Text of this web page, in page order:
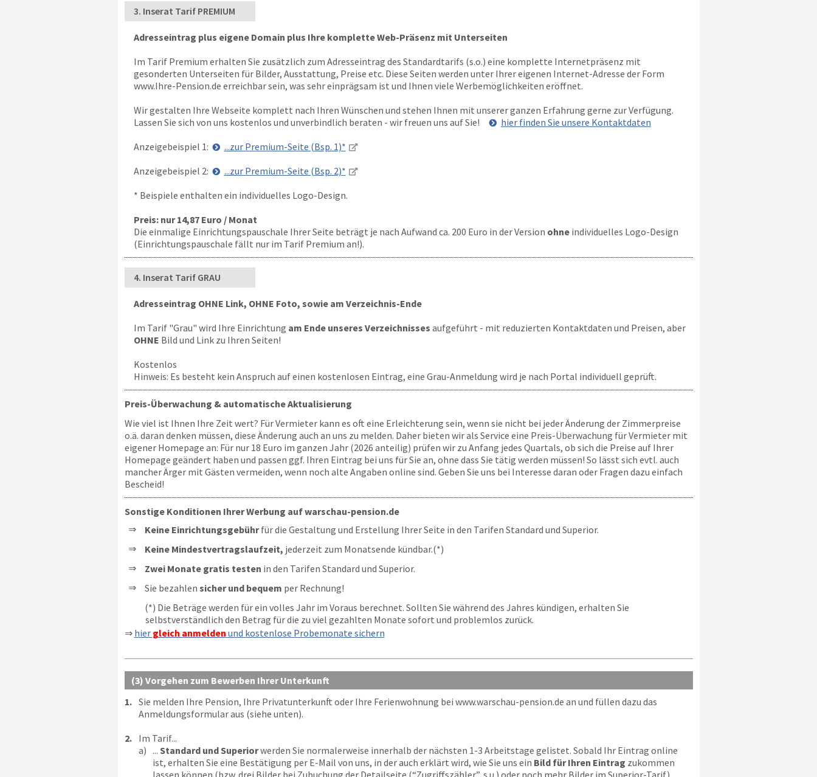
3. Inserat Tarif PREMIUM
Adresseintrag plus eigene Domain plus Ihre komplette Web-Präsenz mit Unterseiten
Im Tarif Premium erhalten Sie zusätzlich zum Adresseintrag des Standardtarifs (s.o.) eine komplette Internetpräsenz mit
gesonderten Unterseiten für Bilder, Ausstattung, Preise etc. Diese Seiten werden unter Ihrer eigenen Internet-Adresse der Form
www.Ihre-Pension.de erreichbar sein, was sehr einprägsam ist und Ihnen viele Werbemöglichkeiten eröffnet.
Wir gestalten Ihre Webseite komplett nach Ihren Wünschen und stehen Ihnen mit unserer ganzen Erfahrung gerne zur Verfügung.
Lassen Sie sich von uns kostenlos und unverbindlich beraten - wir freuen uns auf Sie!
hier finden Sie unsere Kontaktdaten
Anzeigebeispiel 1:
...zur Premium-Seite (Bsp. 1)*
Anzeigebeispiel 2:
...zur Premium-Seite (Bsp. 2)*
* Beispiele enthalten ein individuelles Logo-Design.
Preis: nur 14,87 Euro / Monat
Die einmalige Einrichtungspauschale Ihrer Seite beträgt je nach Aufwand ca. 200 Euro in der Version ohneindividuelles Logo-Design
(Einrichtungspauschale fällt nur im Tarif Premium an!).
4. Inserat Tarif GRAU
Adresseintrag OHNE Link, OHNE Foto, sowie am Verzeichnis-Ende
Im Tarif "Grau" wird Ihre Einrichtung am Ende unseres Verzeichnisses aufgeführt - mit reduzierten Kontaktdaten und Preisen, aber
OHNE Bild und Link zu Ihren Seiten!
Kostenlos
Hinweis: Es besteht kein Anspruch auf einen kostenlosen Eintrag, eine Grau-Anmeldung wird je nach Portal individuell geprüft.
Preis-Überwachung & automatische Aktualisierung
Wie viel ist Ihnen Ihre Zeit wert? Für Vermieter kann es oft eine Erleichterung sein, wenn sie nicht bei jeder Änderung der Zimmerpreise
o.ä. daran denken müssen, diese Änderung auch an uns zu melden. Daher bieten wir als Service eine Preis-Überwachung für Vermieter mit
eigener Homepage an: Für nur 18 Euro im ganzen Jahr (2026 anteilig) prüfen wir zu Anfang jedes Quartals, ob sich die Preise auf Ihrer
Homepage geändert haben und passen ggf. Ihren Eintrag bei uns für Sie an, ohne dass Sie tätig werden müssen! So lässt sich evtl. auch
mancher Ärger mit Gästen vermeiden, wenn noch alte Angaben online sind. Geben Sie uns bei Interesse daran oder Fragen dazu einfach
Bescheid!
Sonstige Konditionen Ihrer Werbung auf warschau-pension.de
Keine Einrichtungsgebührfür die Gestaltung und Erstellung Ihrer Seite in den Tarifen Standard und Superior.
Keine Mindestvertragslaufzeit, jederzeit zum Monatsende kündbar.(*)
Zwei Monate gratis testen in den Tarifen Standard und Superior.
Sie bezahlen sicher und bequem per Rechnung!
(*) Die Beträge werden für ein volles Jahr im Voraus berechnet. Sollten Sie während des Jahres kündigen, erhalten Sie
selbstverständlich den Betrag für die zu viel gezahlten Monate sofort und problemlos zurück.
⇒ hier gleich anmelden und kostenlose Probemonate sichern
(3) Vorgehen zum Bewerben Ihrer Unterkunft
1. Sie melden Ihre Pension, Ihre Privatunterkunft oder Ihre Ferienwohnung bei www.warschau-pension.de an und füllen dazu das
Anmeldungsformular aus (siehe unten).
2.
Im Tarif...
a) ... Standard und Superiorwerden Sie normalerweise innerhalb der nächsten 1-3 Arbeitstage gelistet. Sobald Ihr Eintrag online
ist, erhalten Sie eine Bestätigung per E-Mail von uns, in der auch erklärt wird, wie Sie uns ein Bild für Ihren Eintrag zukommen
lassen können (bzw. drei Bilder bei Zubuchung der Detailseite (“Zugriffszähler”, s.u.) oder noch mehr Bilder im Superior-Tarif).